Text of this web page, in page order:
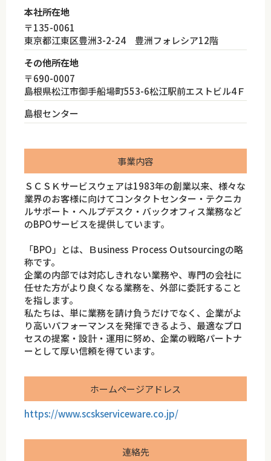
本社所在地
〒135-0061
東京都江東区豊洲3-2-24 豊洲フォレシア12階
その他所在地
〒690-0007
島根県松江市御手船場町553-6松江駅前エストビル4Ｆ
島根センター
事業内容
ＳＣＳＫサービスウェアは1983年の創業以来、様々な
業界のお客様に向けてコンタクトセンター・テクニカ
ルサポート・ヘルプデスク・バックオフィス業務など
のBPOサービスを提供しています。
「BPO」とは、Ｂusiness Ｐrocess Ｏutsourcingの略
称です。
企業の内部では対応しきれない業務や、専門の会社に
任せた方がより良くなる業務を、外部に委託すること
を指します。
私たちは、単に業務を請け負うだけでなく、企業がよ
り高いパフォーマンスを発揮できるよう、最適なプロ
セスの提案・設計・運用に努め、企業の戦略パートナ
ーとして厚い信頼を得ています。
ホームページアドレス
https://www.scskserviceware.co.jp/
連絡先